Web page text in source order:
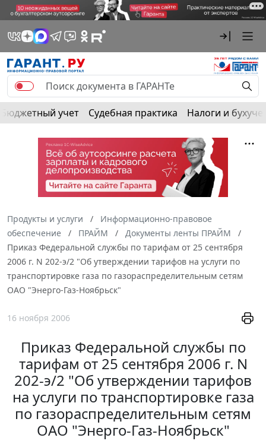
Бюджетный учет Судебная практика Налоги и
Продукты и услуги
Информационно-правовое
обеспечение
ПРАЙМ
Документы ленты ПРАЙМ
Приказ Федеральной службы по тарифам от 25 сентября
2006 г. N 202-э/2 "Об утверждении тарифов на услуги по
транспортировке газа по газораспределительным сетям
ОАО "Энерго-Газ-Ноябрьск"
16 ноября 2006
Приказ Федеральной службы по
тарифам от 25 сентября 2006 г. N
202-э/2 "Об утверждении тарифов
на услуги по транспортировке газа
по газораспределительным сетям
ОАО "Энерго-Газ-Ноябрьск"